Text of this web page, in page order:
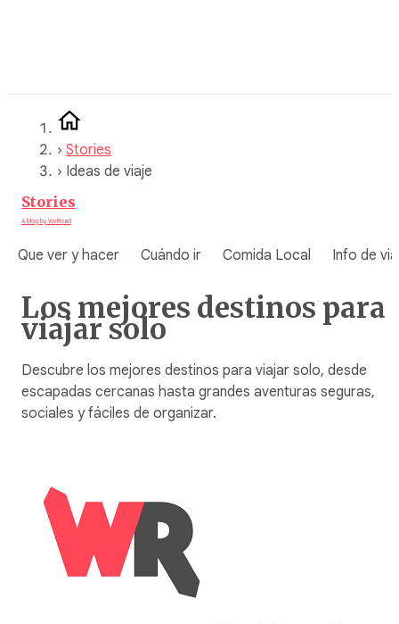
› Stories
› Ideas de viaje
Stories
A blog by WeRoad
Que ver y hacer Cuándo ir Comida Local Info de
Los mejores destinos para
viajar solo
Descubre los mejores destinos para viajar solo, desde
escapadas cercanas hasta grandes aventuras seguras,
sociales y fáciles de organizar.